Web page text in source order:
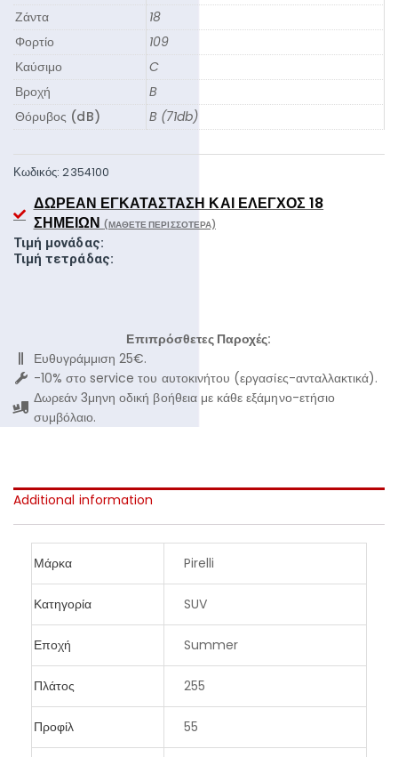
Ζάντα
18
Φορτίο
109
Καύσιμο
C
Βροχή
B
Θόρυβος (dB)
B (71db)
Κωδικός:2354100
ΔΩΡΕΆΝ ΕΓΚΑΤΆΣΤΑΣΗ ΚΑΙ ΈΛΕΓΧΟΣ 18
ΣΗΜΕΊΩΝ (ΜΆΘΕΤΕ ΠΕΡΙΣΣΌΤΕΡΑ)
Τιμή μονάδας:
Τιμή τετράδας:
Επιπρόσθετες Παροχές:
Ευθυγράμμιση 25€.
-10% στο service του αυτοκινήτου (εργασίες-ανταλλακτικά).
Δωρεάν 3μηνη οδική βοήθεια με κάθε εξάμηνο-ετήσιο
συμβόλαιο.
Additional information
Μάρκα Pirelli
Κατηγορία SUV
Εποχή Summer
Πλάτος 255
Προφίλ 55